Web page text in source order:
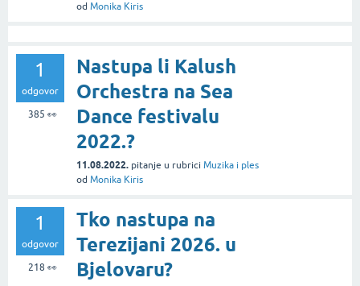
od Monika Kiris
1
odgovor
385 👀
Nastupa li Kalush
Orchestra na Sea
Dance festivalu
2022.?
11.08.2022. pitanje u rubrici Muzika i ples
od Monika Kiris
1
odgovor
218 👀
Tko nastupa na
Terezijani 2026. u
Bjelovaru?